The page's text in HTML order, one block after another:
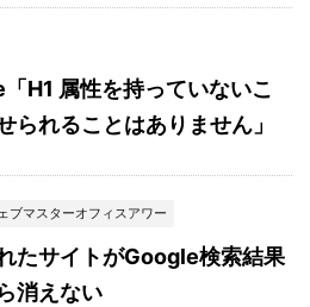
H1 属性を持っていないこ
られることはありません」
ブマスターオフィスアワー
たサイトがGoogle検索結果
消えない